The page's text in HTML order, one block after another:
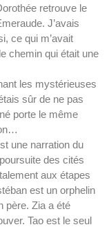
retrouve le
J’avais
ce qui m’avait
chemin qui était une
les mystérieuses
sûr de ne pas
porte le même
une narration du
des cités
aux étapes
est un orphelin
père. Zia a été
Tao est le seul